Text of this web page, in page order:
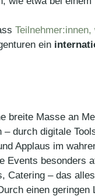
ein
breite Masse an
durch digitale
Applaus im
Events besonders
Catering – das
einen